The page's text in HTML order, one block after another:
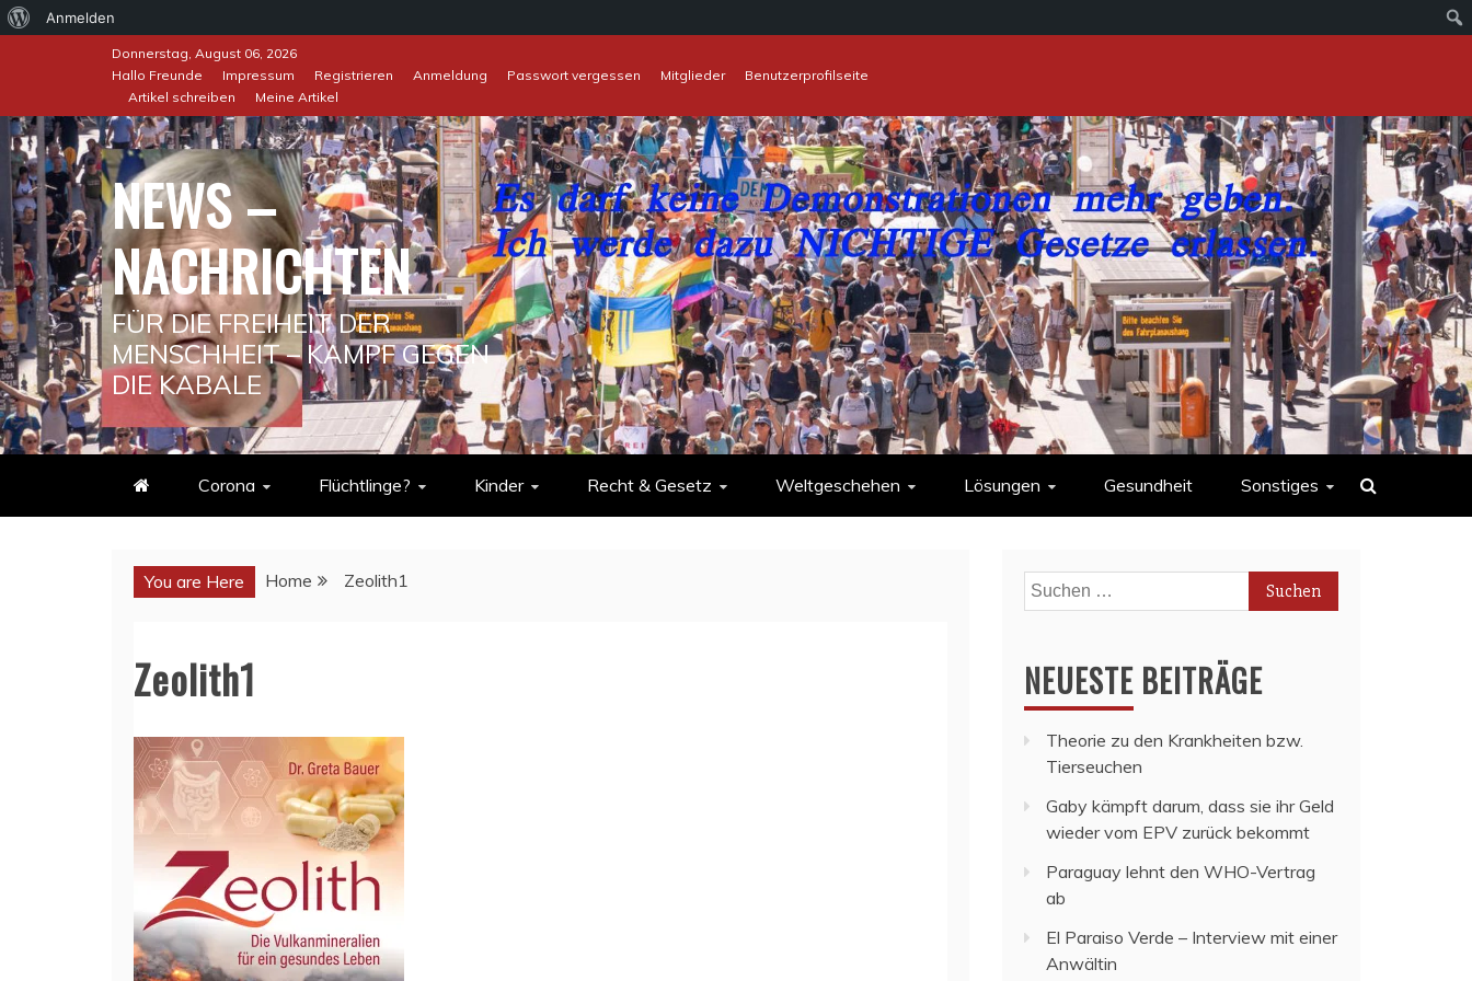
Über
Anmelden
Donnerstag, August 06, 2026
Hallo Freunde
Impressum Registrieren Anmeldung Passwort vergessen Mitglieder
Benutzerprofilseite
Artikel schreiben
Meine Artikel
NEWS –
NACHRICHTEN
FÜR DIE FREIHEIT DER
MENSCHHEIT – KAMPF GEGEN
DIE KABALE
Corona Flüchtlinge? Kinder Recht & Gesetz Weltgeschehen Lösungen Gesundheit Sonstiges
You are Here Home Zeolith1
Zeolith1
Suchen
nach:
NEUESTE BEITRÄGE
Theorie zu den Krankheiten bzw.
Tierseuchen
Gaby kämpft darum, dass sie ihr Geld
wieder vom EPV zurück bekommt
Paraguay lehnt den WHO-Vertrag
ab
El Paraiso Verde – Interview mit einer
Anwältin